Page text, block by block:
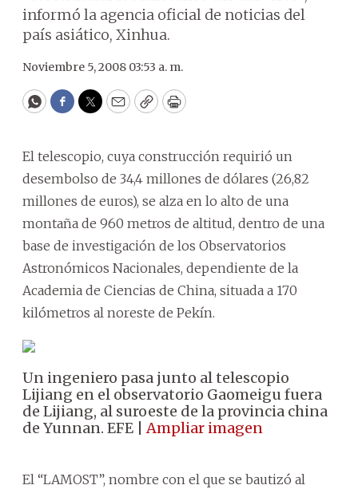
informó la agencia oficial de noticias del
país asiático, Xinhua.
Noviembre 5, 2008 03:53 a. m.
WhatsApp
Facebook
Twitter
EmailCopyPrint
El telescopio, cuya construcción requirió un
desembolso de 34,4 millones de dólares (26,82
millones de euros), se alza en lo alto de una
montaña de 960 metros de altitud, dentro de una
base de investigación de los Observatorios
Astronómicos Nacionales, dependiente de la
Academia de Ciencias de China, situada a 170
kilómetros al noreste de Pekín.
Un ingeniero pasa junto al telescopio
Lijiang en el observatorio Gaomeigu fuera
de Lijiang, al suroeste de la provincia china
de Yunnan. EFE |Ampliar imagen
El “LAMOST”, nombre con el que se bautizó al